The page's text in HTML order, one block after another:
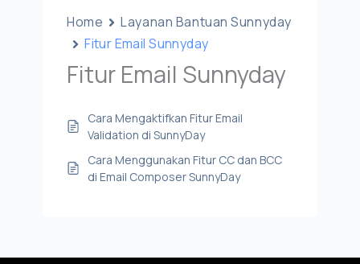
Home
Layanan Bantuan Sunnyday
Fitur Email Sunnyday
Fitur Email Sunnyday
Cara Mengaktifkan Fitur Email
Validation di SunnyDay
Cara Menggunakan Fitur CC dan BCC
di Email Composer SunnyDay